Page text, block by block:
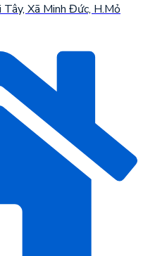
Xã Minh Đức, H.Mỏ